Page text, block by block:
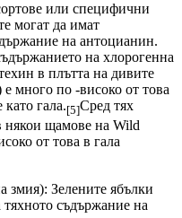
или специфични
могат да имат
на антоцианин.
на хлорогенна
в плътта на дивите
много по -високо от това
гала.[5]Сред тях
някои щамове на Wild
от това в гала
змия): Зелените ябълки
съдържание на